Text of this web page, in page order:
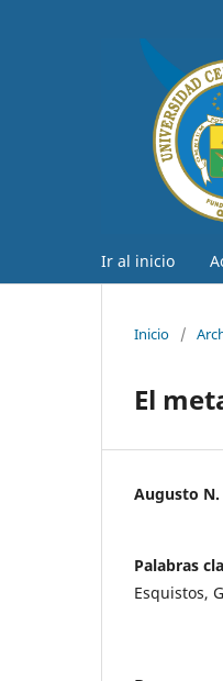
Ir al inicio
Inicio /
El
Augusto
Palabras
Esquistos,